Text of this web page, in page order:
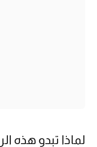
لماذا تبدو هذه